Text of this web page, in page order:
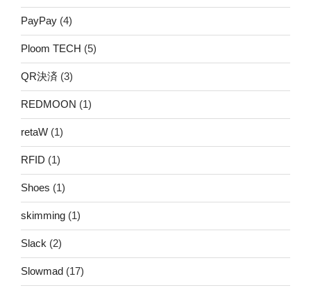
PayPay (4)
Ploom TECH (5)
QR決済 (3)
REDMOON (1)
retaW (1)
RFID (1)
Shoes (1)
skimming (1)
Slack (2)
Slowmad (17)